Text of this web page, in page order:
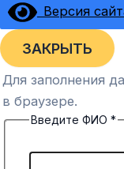
Версия
ЗАКРЫТЬ
Для заполнения
в браузере.
Введите ФИО *